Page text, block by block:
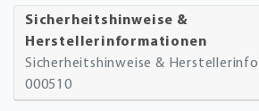
Sicherheitshinweise &
Herstellerinformationen
Sicherheitshinweise &
000510